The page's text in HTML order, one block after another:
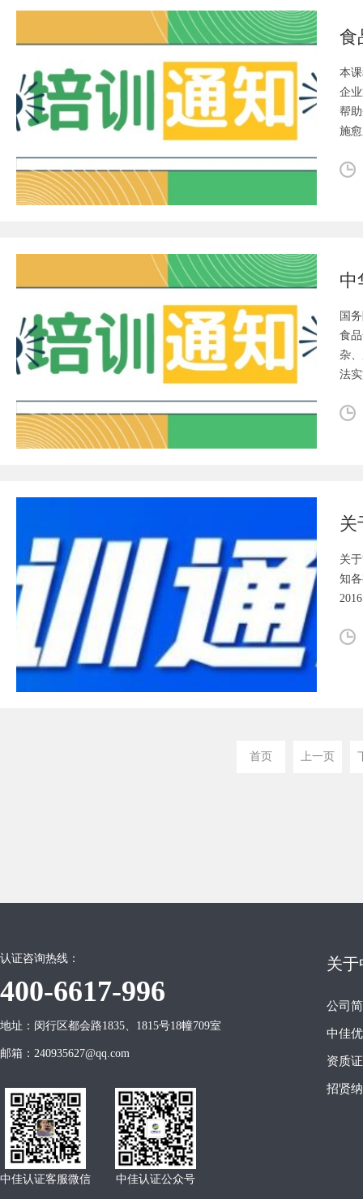
食
本
企
帮
施
国
食
杂
法
关
知
首页 上一页
认证咨询热线：
400-6617-996
地址：闵行区都会路1835、1815号18幢709室
邮箱：240935627@qq.com
中佳认证客服微信 中佳认证公众号
关于
公司
中佳
资质
招贤